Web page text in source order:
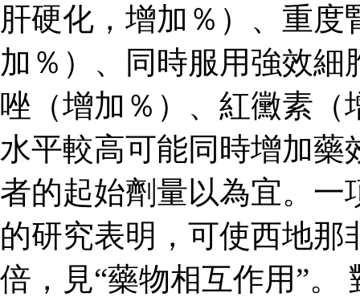
肝硬化，增加％）、重
加％）、同時服用強效
唑（增加％）、紅黴素（
水平較高可能同時增加藥
者的起始劑量以為宜。一
的研究表明，可使西地
倍，見“藥物相互作用”。